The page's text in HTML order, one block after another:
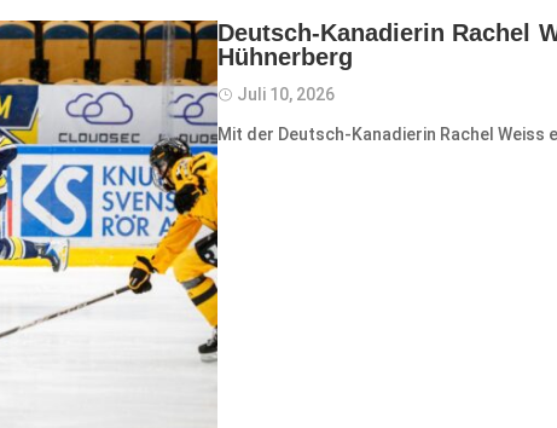
Deutsch-Kanadierin Rachel
Hühnerberg
Juli 10, 2026
Mit der Deutsch-Kanadierin Rachel Weiss